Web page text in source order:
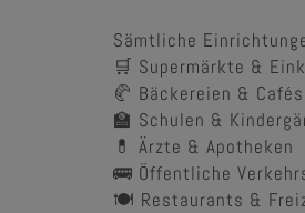
Sämtliche
🛒 Supermärkte &
🥐 Bäckereien & Cafés
🏫 Schulen &
💊 Ärzte & Apotheken
🚌 Öffentliche
🍽️ Restaurants &